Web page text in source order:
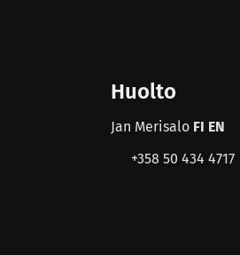
Huolto
Jan Merisalo FI EN
+358 50 434 4717